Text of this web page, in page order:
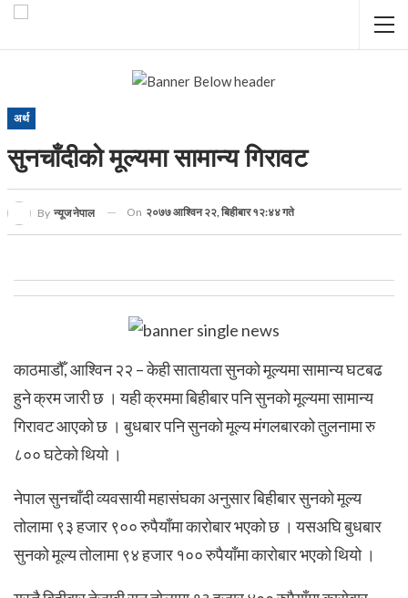
अर्थ
सुनचाँदीको मूल्यमा सामान्य गिरावट
By न्यूज नेपाल On २०७७ आश्विन २२, बिहीबार १२:४४ गते
काठमाडौँ, आश्विन २२ – केही सातायता सुनको मूल्यमा सामान्य घटबढ
हुने क्रम जारी छ । यही क्रममा बिहीबार पनि सुनको मूल्यमा सामान्य
गिरावट आएको छ । बुधबार पनि सुनको मूल्य मंगलबारको तुलनामा रु
८०० घटेको थियो ।
नेपाल सुनचाँदी व्यवसायी महासंघका अनुसार बिहीबार सुनको मूल्य
तोलामा ९३ हजार ९०० रुपैयाँमा कारोबार भएको छ । यसअघि बुधबार
सुनको मूल्य तोलामा ९४ हजार १०० रुपैयाँमा कारोबार भएको थियो ।